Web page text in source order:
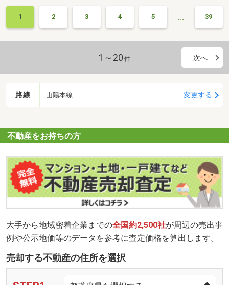
1 2 3 4 5 … 39
1～20 件 次へ
路線 山陽本線 変更する
不動産をお持ちの方
大手から地域密着企業までの全国約2,500社が周辺の売出事
例や公示地価等のデータを参考に査定価格を算出します。
売却する不動産の住所を選択